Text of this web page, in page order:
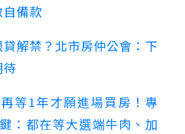
備款
解禁？北市房仲公會：下
等1年才願進場買房！專
：都在等大選端牛肉、加